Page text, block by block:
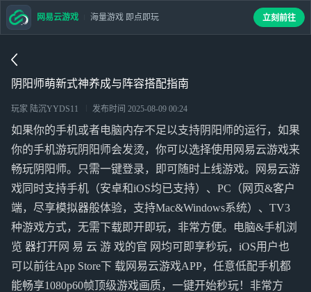
阴阳师萌新式神养成与阵容搭配指南
玩家 陆沉YYDS11 发布时间 2025-08-09 00:24
如果你的手机或者电脑内存不足以支持阴阳师的运行，如果
你的手机游玩阴阳师会发烫，你可以选择使用网易云游戏来
畅玩阴阳师。只需一键登录，即可随时上线游戏。网易云游
戏同时支持手机（安卓和iOS均已支持）、PC（网页&客户
端，尽享模拟器般体验，支持Mac&Windows系统）、TV3
种游戏方式，无需下载即开即玩，非常方便。电脑&手机浏
览 器打开网 易 云 游 戏的官 网均可即享秒玩，iOS用户也
可以前往App Store下 载网易云游戏APP，任意低配手机都
能畅享1080p60帧顶级游戏画质，一键开始秒玩！非常方
网易云游戏 海量游戏 即点即玩 立刻前往